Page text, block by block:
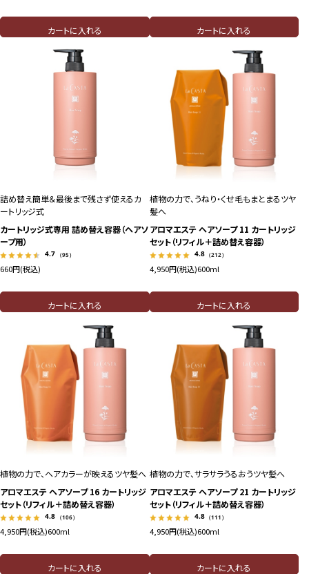
カートに入れる カートに入れる
詰め替え簡単＆最後まで残さず使えるカ
ートリッジ式
カートリッジ式専用 詰め替え容器（ヘアソ
ープ用）
4.7 （95）
660円(税込)
カートに入れる
植物の力で、うねり・くせ毛もまとまるツヤ
髪へ
アロマエステ ヘアソープ 11 カートリッジ
セット（リフィル＋詰め替え容器）
4.8 （212）
4,950円(税込)600ml
カートに入れる
植物の力で、ヘアカラーが映えるツヤ髪へ
アロマエステ ヘアソープ 16 カートリッジ
セット（リフィル＋詰め替え容器）
4.8 （106）
4,950円(税込)600ml
カートに入れる
植物の力で、サラサラうるおうツヤ髪へ
アロマエステ ヘアソープ 21 カートリッジ
セット（リフィル＋詰め替え容器）
4.8 （111）
4,950円(税込)600ml
カートに入れる